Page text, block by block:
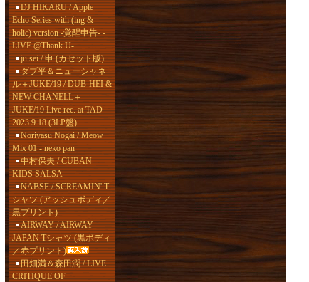
DJ HIKARU / Apple
Echo Series with (ing &
holic) version -覚醒申告- -
LIVE @Thank U-
ju sei / 申 (カセット版)
ダブ平＆ニューシャネ
ル＋JUKE/19 / DUB-HEI &
NEW CHANELL＋
JUKE/19 Live rec. at TAD
2023.9.18 (3LP盤)
Noriyasu Nogai / Meow
Mix 01 - neko pan
中村保夫 / CUBAN
KIDS SALSA
NABSF / SCREAMIN' T
シャツ (アッシュボディ／
黒プリント)
AIRWAY / AIRWAY
JAPAN Tシャツ (黒ボディ
／赤プリント)
田畑満＆森田潤 / LIVE
CRITIQUE OF